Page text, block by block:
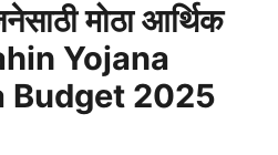
मोठा आर्थिक
Yojana
Budget 2025